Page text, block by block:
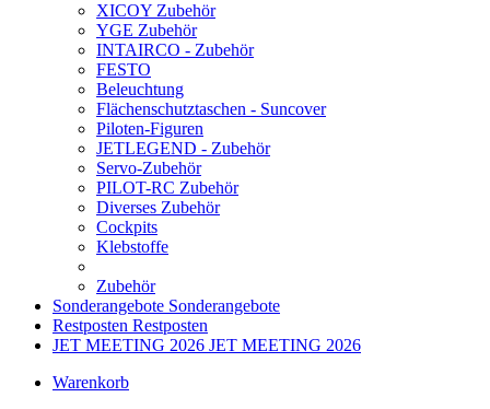
XICOY Zubehör
YGE Zubehör
INTAIRCO - Zubehör
FESTO
Beleuchtung
Flächenschutztaschen - Suncover
Piloten-Figuren
JETLEGEND - Zubehör
Servo-Zubehör
PILOT-RC Zubehör
Diverses Zubehör
Cockpits
Klebstoffe
Zubehör
Sonderangebote Sonderangebote
Restposten Restposten
JET MEETING 2026 JET MEETING 2026
Warenkorb